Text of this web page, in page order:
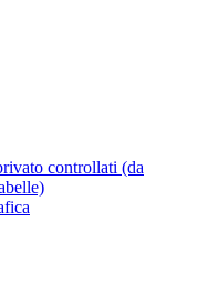
controllati (da